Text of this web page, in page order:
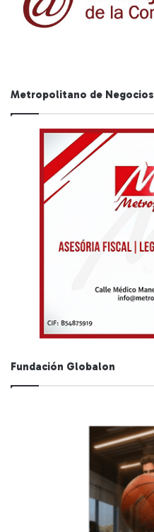
Metropolitano de Negocios
Fundación Globalon